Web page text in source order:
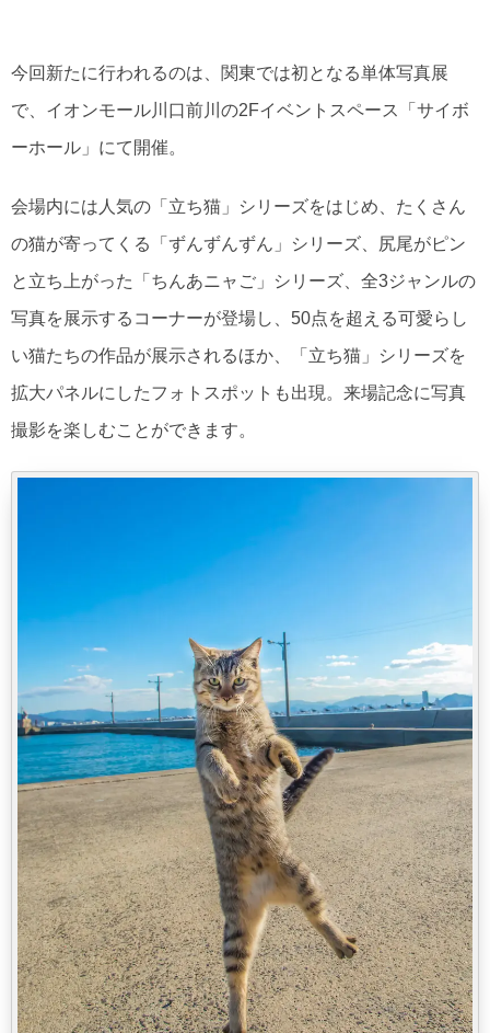
今回新たに行われるのは、関東では初となる単体写真展
で、イオンモール川口前川の2Fイベントスペース「サイボ
ーホール」にて開催。
会場内には人気の「立ち猫」シリーズをはじめ、たくさん
の猫が寄ってくる「ずんずんずん」シリーズ、尻尾がピン
と立ち上がった「ちんあニャご」シリーズ、全3ジャンルの
写真を展示するコーナーが登場し、50点を超える可愛らし
い猫たちの作品が展示されるほか、「立ち猫」シリーズを
拡大パネルにしたフォトスポットも出現。来場記念に写真
撮影を楽しむことができます。